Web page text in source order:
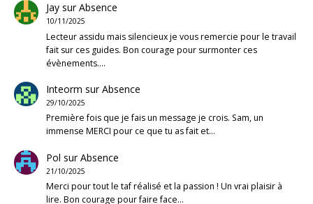
JaysurAbsence
10/11/2025
Lecteur assidu mais silencieux je vous remercie pour le travail
fait sur ces guides. Bon courage pour surmonter ces
évènements.…
Inteorm surAbsence
29/10/2025
Première fois que je fais un message je crois. Sam, un
immense MERCI pour ce que tu as fait et…
Pol surAbsence
21/10/2025
Merci pour tout le taf réalisé et la passion ! Un vrai plaisir à
lire. Bon courage pour faire face…